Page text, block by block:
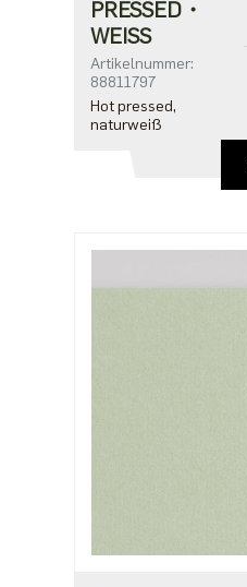
PRESSED・
WEISS
Artikelnummer:
88811797
Hot pressed,
naturweiß